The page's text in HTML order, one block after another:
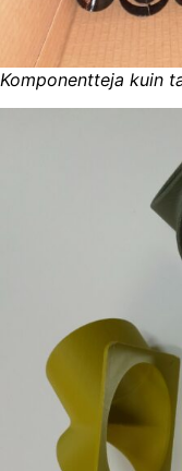
Komponentteja kuin